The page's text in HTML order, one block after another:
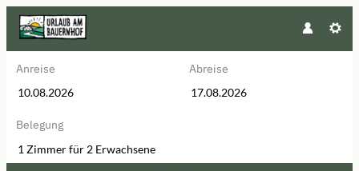
Anreise Abreise
Belegung
1 Zimmerfür 2 Erwachsene